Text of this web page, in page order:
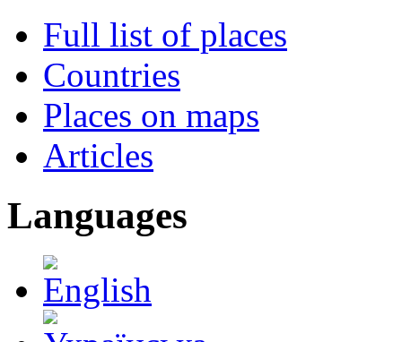
Full list of places
Countries
Places on maps
Articles
Languages